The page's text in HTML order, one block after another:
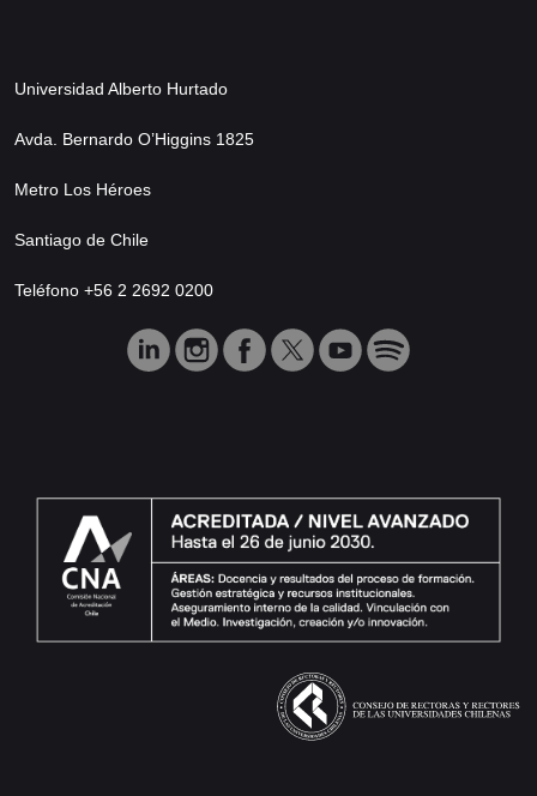
Universidad Alberto Hurtado
Avda. Bernardo O’Higgins 1825
Metro Los Héroes
Santiago de Chile
Teléfono +56 2 2692 0200